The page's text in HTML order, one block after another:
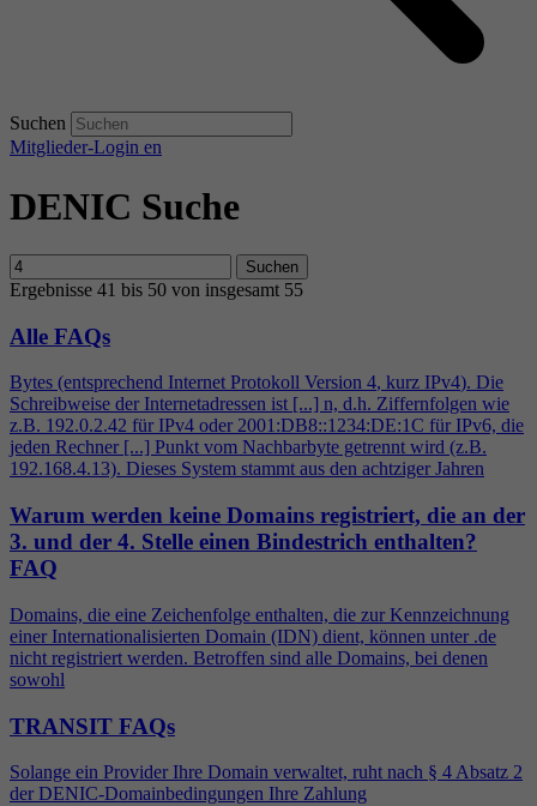
Suchen
Mitglieder-Login en
DENIC Suche
Suchen
Ergebnisse 41 bis 50 von insgesamt 55
Alle FAQs
Bytes (entsprechend Internet Protokoll Version 4, kurz IPv4). Die
Schreibweise der Internetadressen ist [...] n, d.h. Ziffernfolgen wie
z.B. 192.0.2.42 für IPv4 oder 2001:DB8::1234:DE:1C für IPv6, die
jeden Rechner [...] Punkt vom Nachbarbyte getrennt wird (z.B.
192.168.4.13). Dieses System stammt aus den achtziger Jahren
Warum werden keine Domains registriert, die an der
3. und der 4. Stelle einen Bindestrich enthalten?
FAQ
Domains, die eine Zeichenfolge enthalten, die zur Kennzeichnung
einer Internationalisierten Domain (IDN) dient, können unter .de
nicht registriert werden. Betroffen sind alle Domains, bei denen
sowohl
TRANSIT FAQs
Solange ein Provider Ihre Domain verwaltet, ruht nach § 4 Absatz 2
der DENIC-Domainbedingungen Ihre Zahlung